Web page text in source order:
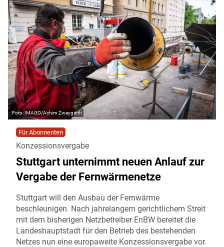
IMAGO/Achim Zweygarth
Für Abonnenten
Konzessionsvergabe
Stuttgart unternimmt neuen Anlauf zur
Vergabe der Fernwärmenetze
Stuttgart will den Ausbau der Fernwärme
beschleunigen. Nach jahrelangem gerichtlichem Streit
mit dem bisherigen Netzbetreiber EnBW bereitet die
Landeshauptstadt für den Betrieb des bestehenden
Netzes nun eine europaweite Konzessionsvergabe vor.